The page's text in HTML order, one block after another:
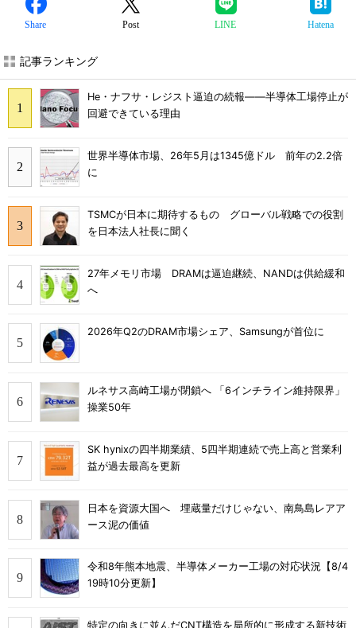
Share Post LINE Hatena
記事ランキング
He・ナフサ・レジスト逼迫の続報――半導体工場停止が
回避できている理由
世界半導体市場、26年5月は1345億ドル 前年の2.2倍
に
TSMCが日本に期待するもの グローバル戦略での役割
を日本法人社長に聞く
27年メモリ市場 DRAMは逼迫継続、NANDは供給緩和
へ
2026年Q2のDRAM市場シェア、Samsungが首位に
ルネサス高崎工場が閉鎖へ 「6インチライン維持限界」
操業50年
SK hynixの四半期業績、5四半期連続で売上高と営業利
益が過去最高を更新
日本を資源大国へ 埋蔵量だけじゃない、南鳥島レアア
ース泥の価値
令和8年熊本地震、半導体メーカー工場の対応状況【8/4
19時10分更新】
特定の向きに並んだCNT構造を局所的に形成する新技術